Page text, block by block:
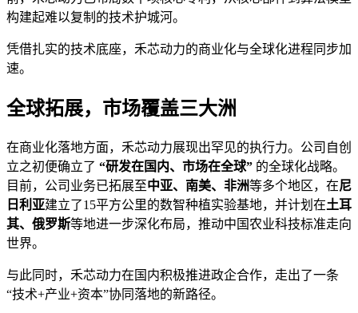
构建起难以复制的技术护城河。
凭借扎实的技术底座，禾芯动力的商业化与全球化进程同步加
速。
全球拓展，市场覆盖三大洲
在商业化落地方面，禾芯动力展现出罕见的执行力。公司自创
立之初便确立了 “研发在国内、市场在全球” 的全球化战略。
目前，公司业务已拓展至中亚、南美、非洲等多个地区，在尼
日利亚建立了15平方公里的数智种植实验基地，并计划在土耳
其、俄罗斯等地进一步深化布局，推动中国农业科技标准走向
世界。
与此同时，禾芯动力在国内积极推进政企合作，走出了一条
“技术+产业+资本”协同落地的新路径。